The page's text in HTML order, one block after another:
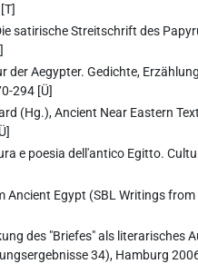
satirische Streitschrift des
der Aegypter. Gedichte,
294 [Ü]
(Hg.), Ancient Near Eastern
e poesia dell'antico Egitto.
Ancient Egypt (SBL Writings
des "Briefes" als
34), Hamburg